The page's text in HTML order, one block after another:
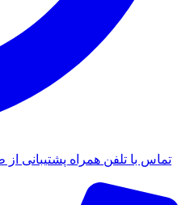
تماس با تلفن همراه پشتیبانی